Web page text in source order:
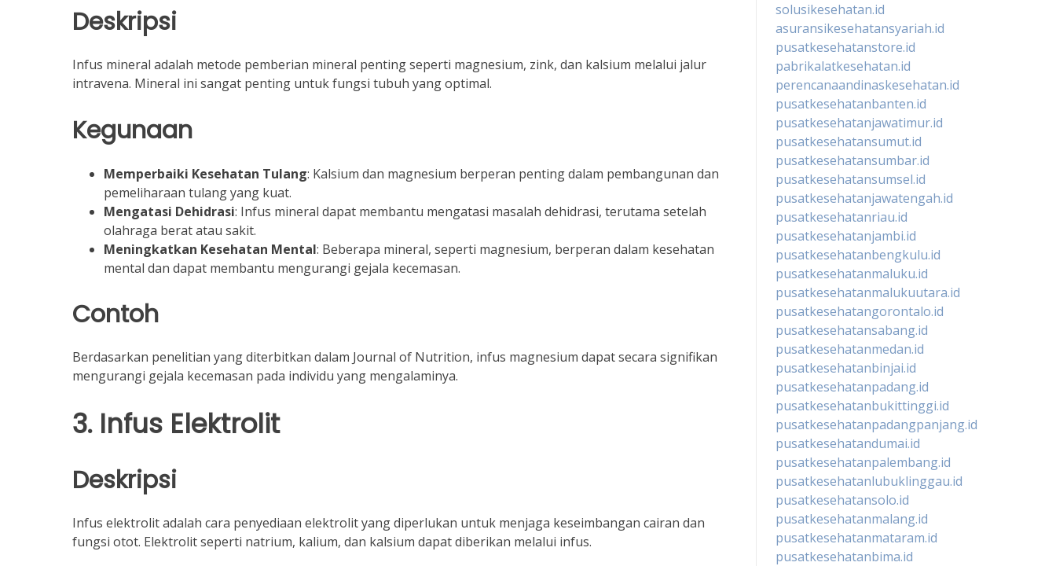
Deskripsi
Infus mineral adalah metode pemberian mineral penting seperti magnesium, zink, dan kalsium melalui jalur
intravena. Mineral ini sangat penting untuk fungsi tubuh yang optimal.
Kegunaan
Memperbaiki Kesehatan Tulang: Kalsium dan magnesium berperan penting dalam pembangunan dan
pemeliharaan tulang yang kuat.
Mengatasi Dehidrasi: Infus mineral dapat membantu mengatasi masalah dehidrasi, terutama setelah
olahraga berat atau sakit.
Meningkatkan Kesehatan Mental: Beberapa mineral, seperti magnesium, berperan dalam kesehatan
mental dan dapat membantu mengurangi gejala kecemasan.
Contoh
Berdasarkan penelitian yang diterbitkan dalam Journal of Nutrition, infus magnesium dapat secara signifikan
mengurangi gejala kecemasan pada individu yang mengalaminya.
3. Infus Elektrolit
Deskripsi
Infus elektrolit adalah cara penyediaan elektrolit yang diperlukan untuk menjaga keseimbangan cairan dan
fungsi otot. Elektrolit seperti natrium, kalium, dan kalsium dapat diberikan melalui infus.
solusikesehatan.id
asuransikesehatansyariah.id
pusatkesehatanstore.id
pabrikalatkesehatan.id
perencanaandinaskesehatan.id
pusatkesehatanbanten.id
pusatkesehatanjawatimur.id
pusatkesehatansumut.id
pusatkesehatansumbar.id
pusatkesehatansumsel.id
pusatkesehatanjawatengah.id
pusatkesehatanriau.id
pusatkesehatanjambi.id
pusatkesehatanbengkulu.id
pusatkesehatanmaluku.id
pusatkesehatanmalukuutara.id
pusatkesehatangorontalo.id
pusatkesehatansabang.id
pusatkesehatanmedan.id
pusatkesehatanbinjai.id
pusatkesehatanpadang.id
pusatkesehatanbukittinggi.id
pusatkesehatanpadangpanjang.id
pusatkesehatandumai.id
pusatkesehatanpalembang.id
pusatkesehatanlubuklinggau.id
pusatkesehatansolo.id
pusatkesehatanmalang.id
pusatkesehatanmataram.id
pusatkesehatanbima.id